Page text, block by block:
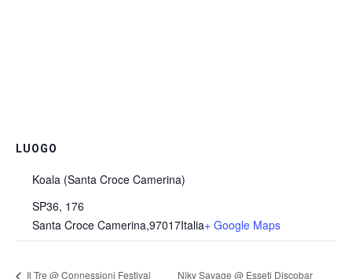
LUOGO
Koala (Santa Croce Camerina)
SP36, 176
Santa Croce Camerina,97017Italia+ Google Maps
Il Tre @ Connessioni Festival
Niky Savage @ Esseti Discobar